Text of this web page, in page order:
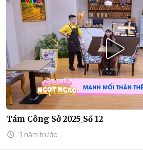
Tám Công Sở 2025_Số 12
1 năm trước